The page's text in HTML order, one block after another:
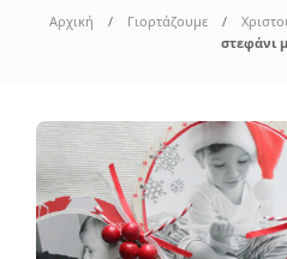
Αρχική Γιορτάζουμε
στεφάνι